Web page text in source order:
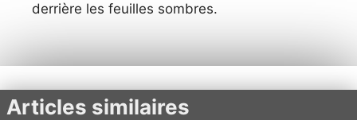
derrière les feuilles sombres.
Articles similaires